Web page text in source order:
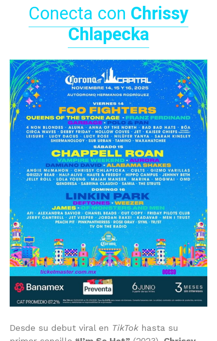
Conecta con Chrissy
Chlapecka
Desde su debut viral en TikTok hasta su